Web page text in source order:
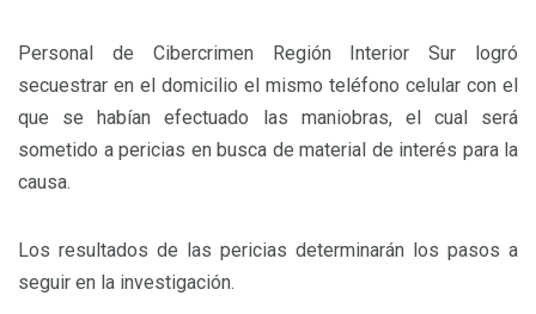
Personal de Cibercrimen Región Interior Sur logró
secuestrar en el domicilio el mismo teléfono celular con el
que se habían efectuado las maniobras, el cual será
sometido a pericias en busca de material de interés para la
causa.
Los resultados de las pericias determinarán los pasos a
seguir en la investigación.